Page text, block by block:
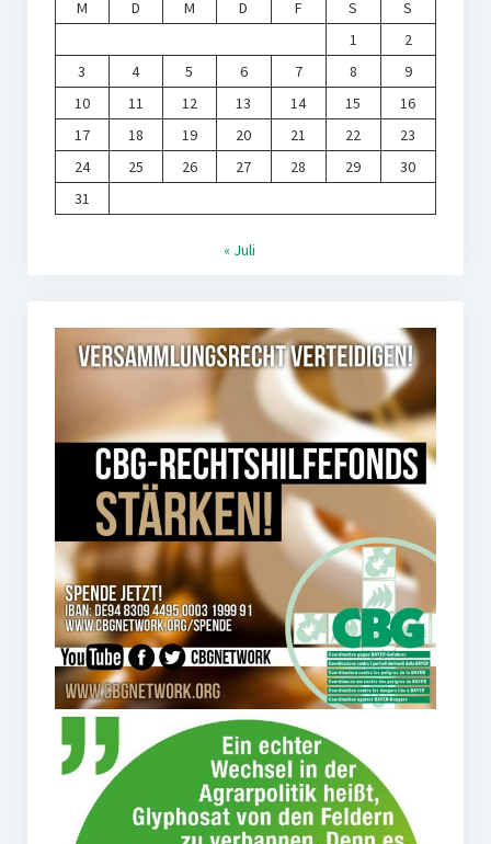
M D M D F S
S
1
2
3
4 5 6 7 8
9
10
11 12 13 14 15
16
17
18 19 20 21 22
23
24
25 26 27 28 29
30
31
« Juli